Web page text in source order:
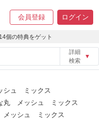
会員登録 ログイン
個の特典をゲット
詳細
検索
▼
シュ ミックス
丸 メッシュ ミックス
ッシュ ミックス